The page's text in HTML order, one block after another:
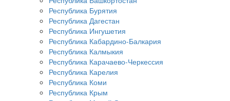
Республика Бурятия
Республика Дагестан
Республика Ингушетия
Республика Кабардино-Балкария
Республика Калмыкия
Республика Карачаево-Черкессия
Республика Карелия
Республика Коми
Республика Крым